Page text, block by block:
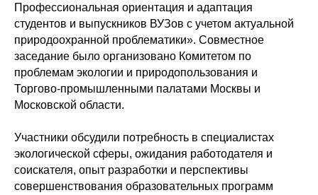
Профессиональная ориентация и адаптация
студентов и выпускников ВУЗов с учетом актуальной
природоохранной проблематики». Совместное
заседание было организовано Комитетом по
проблемам экологии и природопользования и
Торгово-промышленными палатами Москвы и
Московской области.
Участники обсудили потребность в специалистах
экологической сферы, ожидания работодателя и
соискателя, опыт разработки и перспективы
совершенствования образовательных программ